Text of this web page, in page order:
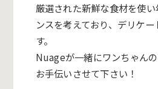
厳選された新鮮な食材を使
ンスを考えており、デリケ
す。
Nuageが一緒にワンちゃん
お手伝いさせて下さい！